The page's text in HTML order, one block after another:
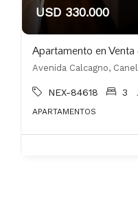
USD 330.000
Apartamento en
Avenida Calcagno,
NEX-84618 3
APARTAMENTOS